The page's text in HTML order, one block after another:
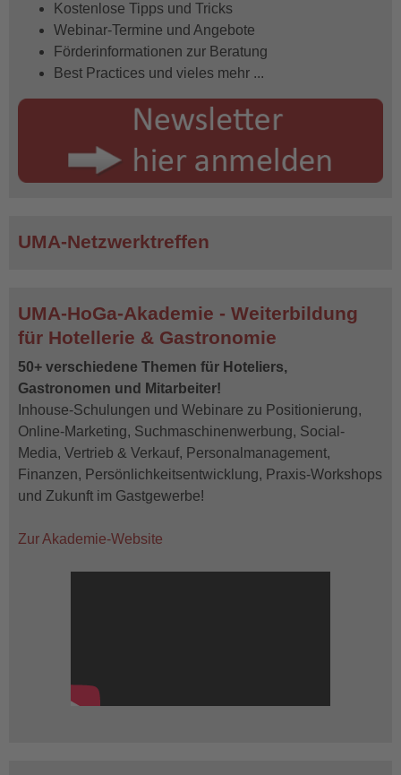
Kostenlose Tipps und Tricks
Webinar-Termine und Angebote
Förderinformationen zur Beratung
Best Practices und vieles mehr ...
UMA-Netzwerktreffen
UMA-HoGa-Akademie - Weiterbildung
für Hotellerie & Gastronomie
50+ verschiedene Themen für Hoteliers,
Gastronomen und Mitarbeiter!
Inhouse-Schulungen und Webinare zu Positionierung,
Online-Marketing, Suchmaschinenwerbung, Social-
Media, Vertrieb & Verkauf, Personalmanagement,
Finanzen, Persönlichkeitsentwicklung, Praxis-Workshops
und Zukunft im Gastgewerbe!
Zur Akademie-Website